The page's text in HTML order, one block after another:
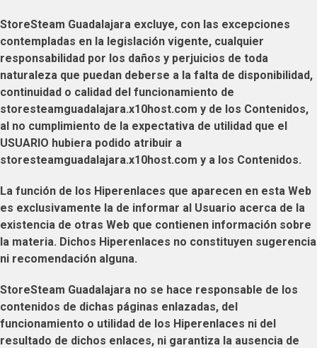
StoreSteam Guadalajara excluye, con las excepciones
contempladas en la legislación vigente, cualquier
responsabilidad por los daños y perjuicios de toda
naturaleza que puedan deberse a la falta de disponibilidad,
continuidad o calidad del funcionamiento de
storesteamguadalajara.x10host.com y de los Contenidos,
al no cumplimiento de la expectativa de utilidad que el
USUARIO hubiera podido atribuir a
storesteamguadalajara.x10host.com y a los Contenidos.
La función de los Hiperenlaces que aparecen en esta Web
es exclusivamente la de informar al Usuario acerca de la
existencia de otras Web que contienen información sobre
la materia. Dichos Hiperenlaces no constituyen sugerencia
ni recomendación alguna.
StoreSteam Guadalajara no se hace responsable de los
contenidos de dichas páginas enlazadas, del
funcionamiento o utilidad de los Hiperenlaces ni del
resultado de dichos enlaces, ni garantiza la ausencia de